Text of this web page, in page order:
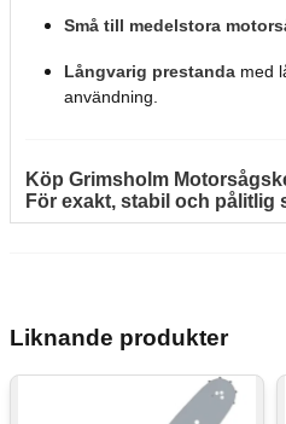
Små till medelstora
Långvarig prestanda med
användning.
Köp Grimsholm
För exakt, stabil och pålitlig
Liknande produkter